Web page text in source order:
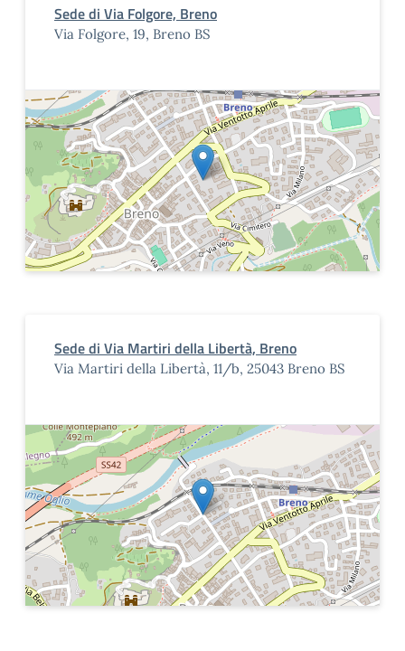
Sede di Via Folgore, Breno
Via Folgore, 19, Breno BS
Sede di Via Martiri della Libertà, Breno
Via Martiri della Libertà, 11/b, 25043 Breno BS